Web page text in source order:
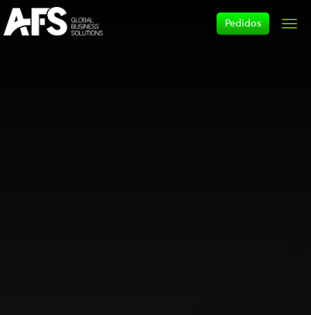
Pedidos